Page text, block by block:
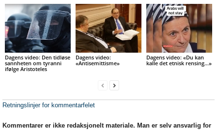
Dagens video: Den tidløse
sannheten om tyranni
ifølge Aristoteles
Dagens video:
«Antisemittisme»
Dagens video: «Du kan
kalle det etnisk rensing…»
Retningslinjer for kommentarfelet
Kommentarer er ikke redaksjonelt materiale. Man er selv ansvarlig for